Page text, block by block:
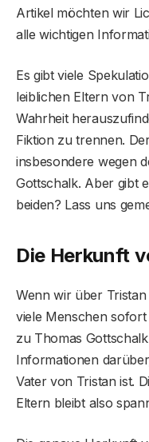
Artikel möchten wir
alle wichtigen
Es gibt viele
leiblichen Eltern von
Wahrheit
Fiktion zu trennen.
insbesondere wegen
Gottschalk. Aber gibt
beiden? Lass uns
Die Herkunft
Wenn wir über
viele Menschen
zu Thomas
Informationen
Vater von Tristan ist.
Eltern bleibt also